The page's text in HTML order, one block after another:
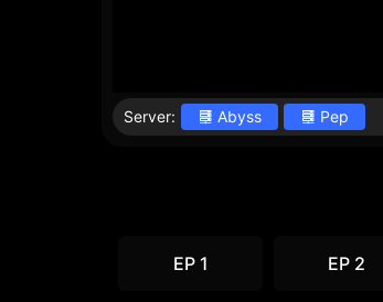
Server: Abyss Pep
EP 1 EP 2